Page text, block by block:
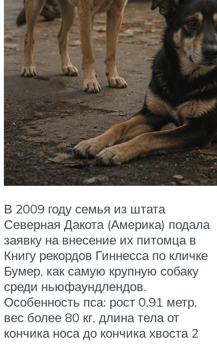
В 2009 году семья из штата
Северная Дакота (Америка) подала
заявку на внесение их питомца в
Книгу рекордов Гиннесса по кличке
Бумер, как самую крупную собаку
среди ньюфаундлендов.
Особенность пса: рост 0,91 метр,
вес более 80 кг, длина тела от
кончика носа до кончика хвоста 2